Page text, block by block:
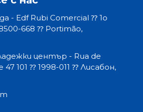
- Edf Rubi Comercial ⁇ 1o
668 ⁇ Portimão,
център - Rua de
47 101 ⁇ 1998-011 ⁇ Лисабон,